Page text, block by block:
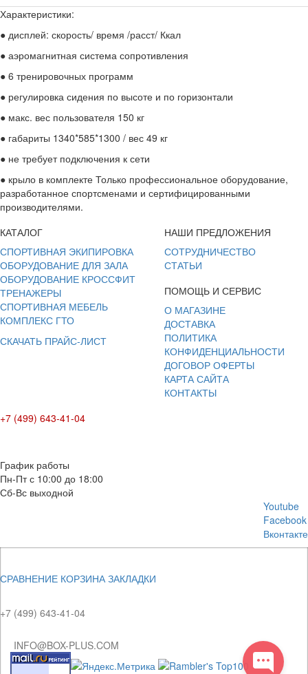
Характеристики:
● дисплей: скорость/ время /расст/ Ккал
● аэромагнитная система сопротивления
● 6 тренировочных программ
● регулировка сидения по высоте и по горизонтали
● макс. вес пользователя 150 кг
● габариты 1340*585*1300 / вес 49 кг
● не требует подключения к сети
● крыло в комплекте Только профессиональное оборудование,
разработанное спортсменами и сертифицированными
производителями.
КАТАЛОГ
СПОРТИВНАЯ ЭКИПИРОВКА
ОБОРУДОВАНИЕ ДЛЯ ЗАЛА
ОБОРУДОВАНИЕ КРОССФИТ
ТРЕНАЖЕРЫ
СПОРТИВНАЯ МЕБЕЛЬ
КОМПЛЕКС ГТО
СКАЧАТЬ ПРАЙС-ЛИСТ
НАШИ ПРЕДЛОЖЕНИЯ
СОТРУДНИЧЕСТВО
СТАТЬИ
ПОМОЩЬ И СЕРВИС
О МАГАЗИНЕ
ДОСТАВКА
ПОЛИТИКА
КОНФИДЕНЦИАЛЬНОСТИ
ДОГОВОР ОФЕРТЫ
КАРТА САЙТА
КОНТАКТЫ
+7 (499) 643-41-04
График работы
Пн-Пт с 10:00 до 18:00
Сб-Вс выходной
Youtube
Facebook
Вконтакте
СРАВНЕНИЕ КОРЗИНА ЗАКЛАДКИ
+7 (499) 643-41-04
INFO@BOX-PLUS.COM